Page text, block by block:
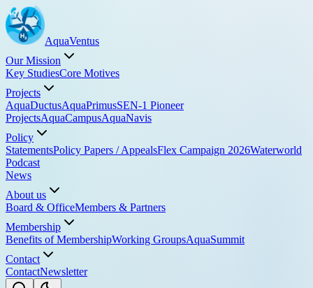
AquaVentus
Our Mission
Key StudiesCore Motives
Projects
AquaDuctusAquaPrimusSEN-1 Pioneer
ProjectsAquaCampusAquaNavis
Policy
StatementsPolicy Papers / AppealsFlex Campaign 2026Waterworld
Podcast
News
About us
Board & OfficeMembers & Partners
Membership
Benefits of MembershipWorking GroupsAquaSummit
Contact
ContactNewsletter